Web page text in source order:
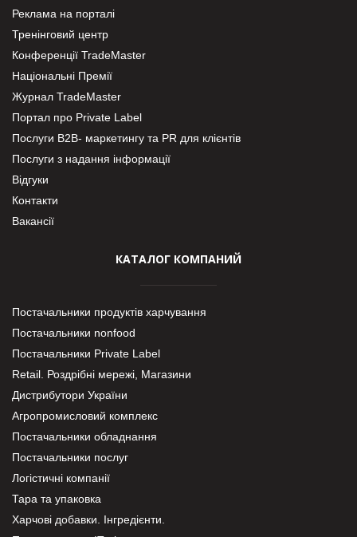
Реклама на порталі
Тренінговий центр
Конференції TradeMaster
Національні Премії
Журнал TradeMaster
Портал про Private Label
Послуги В2В- маркетингу та PR для клієнтів
Послуги з надання інформації
Відгуки
Контакти
Вакансії
КАТАЛОГ КОМПАНИЙ
Постачальники продуктів харчування
Постачальники nonfood
Постачальники Private Label
Retail. Роздрібні мережі, Магазини
Дистрибутори України
Агропромисловий комплекс
Постачальники обладнання
Постачальники послуг
Логістичні компанії
Тара та упаковка
Харчові добавки. Інгредієнти.